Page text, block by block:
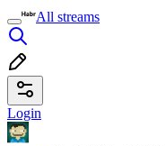
All streams
Login